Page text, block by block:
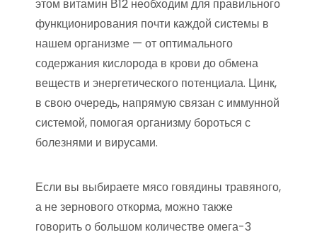
этом витамин В12 необходим для правильного
функционирования почти каждой системы в
нашем организме — от оптимального
содержания кислорода в крови до обмена
веществ и энергетического потенциала. Цинк,
в свою очередь, напрямую связан с иммунной
системой, помогая организму бороться с
болезнями и вирусами.
Если вы выбираете мясо говядины травяного,
а не зернового откорма, можно также
говорить о большом количестве омега-3